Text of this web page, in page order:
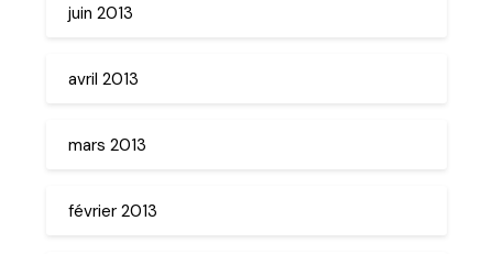
juin 2013
avril 2013
mars 2013
février 2013